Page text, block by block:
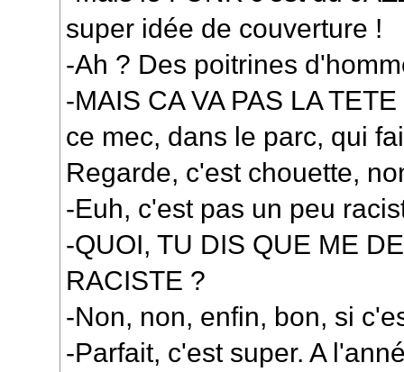
super idée de couverture !
-Ah ? Des poitrines
-MAIS CA VA PAS LA
ce mec, dans le parc, qui
Regarde, c'est chouette,
-Euh, c'est pas un peu
-QUOI, TU DIS QUE ME
RACISTE ?
-Non, non, enfin, bon, si
-Parfait, c'est super. A